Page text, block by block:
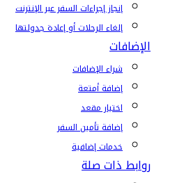
إنجاز إجراءات السفر عبر الإنترنت
إلغاء الرحلات أو إعادة جدولتها
الإضافات
شراء الإضافات
إضافة أمتعة
اختيار مقعد
إضافة تأمين السفر
خدمات إضافية
روابط ذات صلة